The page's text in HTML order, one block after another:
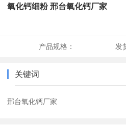
氧化钙细粉 邢台氧化钙厂家
产品规格： 发
关键词
邢台氧化钙厂家